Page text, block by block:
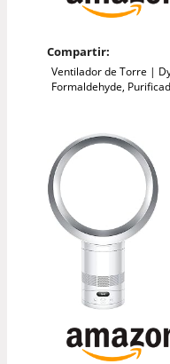
Compartir:
Ventilador de Torre |
Formaldehyde,